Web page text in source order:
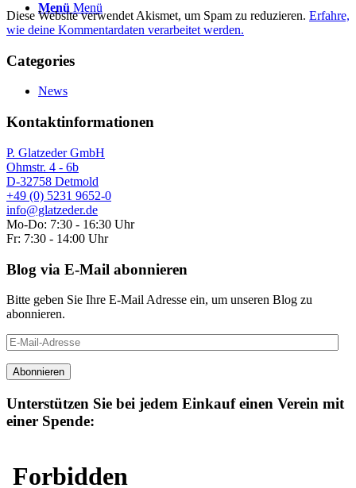
Menü Menü
Diese Website verwendet Akismet, um Spam zu reduzieren. Erfahre,
wie deine Kommentardaten verarbeitet werden.
Categories
News
Kontaktinformationen
P. Glatzeder GmbH
Ohmstr. 4 - 6b
D-32758 Detmold
+49 (0) 5231 9652-0
info@glatzeder.de
Mo-Do: 7:30 - 16:30 Uhr
Fr: 7:30 - 14:00 Uhr
Blog via E-Mail abonnieren
Bitte geben Sie Ihre E-Mail Adresse ein, um unseren Blog zu
abonnieren.
E-
Mail-
Adresse
Abonnieren
Unterstützen Sie bei jedem Einkauf einen Verein mit
einer Spende: